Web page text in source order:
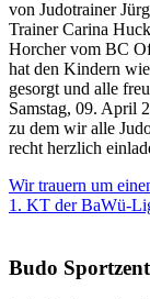
von Judotrainer
Trainer Carina
Horcher vom BC
hat den Kindern
gesorgt und alle
Samstag, 09. April
zu dem wir alle
recht herzlich
Wir trauern um
1. KT der BaWü-
Budo